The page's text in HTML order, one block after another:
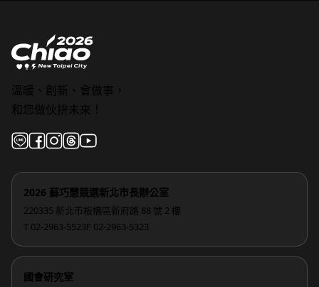
溫暖、創新、會做事，
和您做伙拚未來！
2026 蘇巧慧競選新北市長辦公室
220335 新北市板橋區新府路 88 號 2 樓
T 02-2963-5523F 02-2963-5323
國會研究室